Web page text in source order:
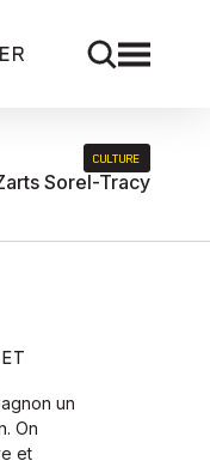
CULTURE
Sorel-Tracy
un
On
et